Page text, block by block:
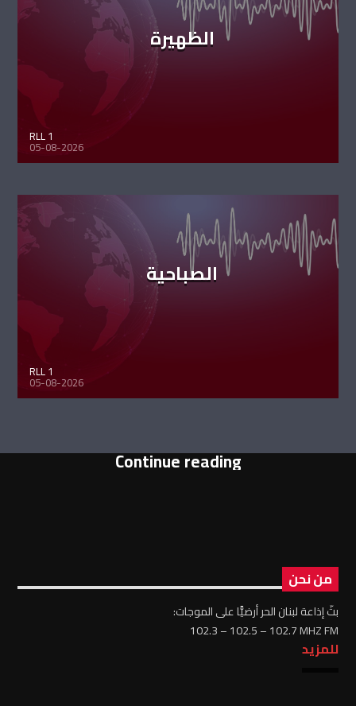
الظهيرة
RLL 1
05-08-2026
الصباحية
RLL 1
05-08-2026
Continue reading
من نحن
بثّ إذاعة لبنان الحر أرضيًّا على الموجات:
102.3 – 102.5 – 102.7 MHZ FM
للمزيد